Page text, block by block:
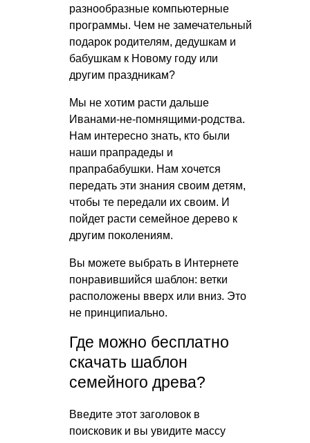
разнообразные компьютерные
программы. Чем не замечательный
подарок родителям, дедушкам и
бабушкам к Новому году или
другим праздникам?
Мы не хотим расти дальше
Иванами-не-помнящими-родства.
Нам интересно знать, кто были
наши прапрадеды и
прапрабабушки. Нам хочется
передать эти знания своим детям,
чтобы те передали их своим. И
пойдет расти семейное дерево к
другим поколениям.
Вы можете выбрать в Интернете
понравившийся шаблон: ветки
расположены вверх или вниз. Это
не принципиально.
Где можно бесплатно
скачать шаблон
семейного древа?
Введите этот заголовок в
поисковик и вы увидите массу